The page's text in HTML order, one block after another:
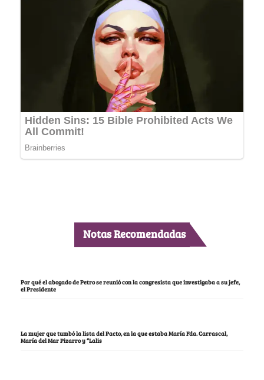
Notas Recomendadas
Por qué el abogado de Petro se reunió con la congresista que investigaba a su jefe,
el Presidente
La mujer que tumbó la lista del Pacto, en la que estaba María Fda. Carrascal,
María del Mar Pizarro y “Lalis